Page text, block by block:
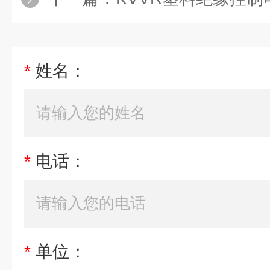
* 姓名：
* 电话：
* 单位：